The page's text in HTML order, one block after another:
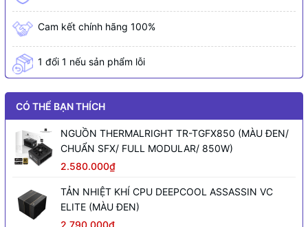
Cam kết chính hãng 100%
1 đổi 1 nếu sản phẩm lỗi
CÓ THỂ BẠN THÍCH
NGUỒN THERMALRIGHT TR-TGFX850 (MÀU ĐEN/
CHUẨN SFX/ FULL MODULAR/ 850W)
2.580.000₫
TẢN NHIỆT KHÍ CPU DEEPCOOL ASSASSIN VC
ELITE (MÀU ĐEN)
2.790.000₫